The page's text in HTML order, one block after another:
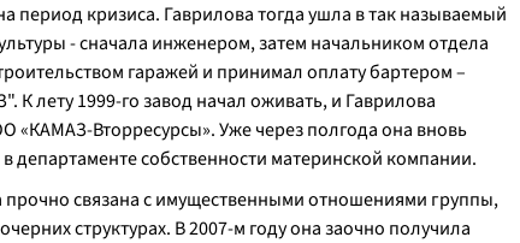
период кризиса. Гаврилова тогда ушла в так называемый
- сначала инженером, затем начальником отдела
гаражей и принимал оплату бартером –
К лету 1999-го завод начал оживать, и Гаврилова
«КАМАЗ-Вторресурсы». Уже через полгода она вновь
собственности материнской компании.
связана с имущественными отношениями группы,
структурах. В 2007-м году она заочно получила